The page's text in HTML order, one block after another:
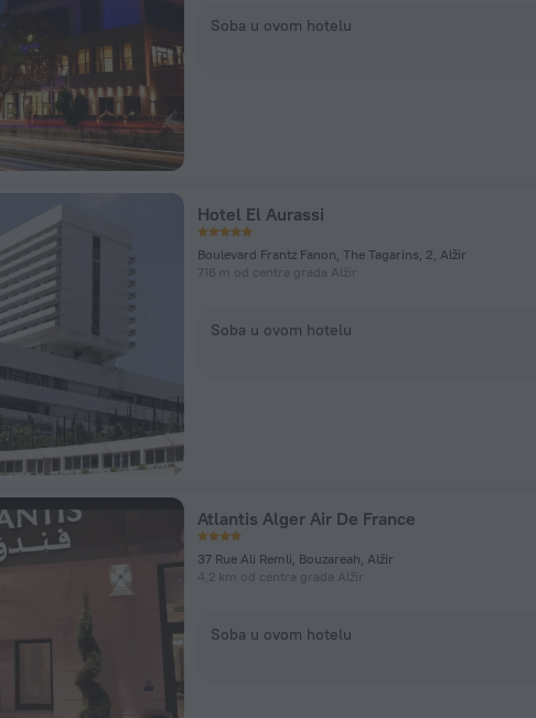
Soba u ovom hotelu
Hotel El Aurassi
Boulevard Frantz Fanon, The Tagarins, 2, Alžir
716 m od centra grada Alžir
Soba u ovom hotelu
Atlantis Alger Air De France
37 Rue Ali Remli, Bouzareah, Alžir
4,2 km od centra grada Alžir
Soba u ovom hotelu